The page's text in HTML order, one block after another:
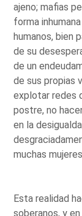
ajeno; mafias
forma
humanos, bien
de su
de un
de sus propias
explotar redes
postre, no
en la
muchas mujeres.
Esta realidad
soberanos, y